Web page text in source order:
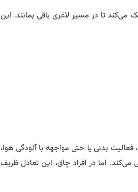
تا در مسیر لاغری باقی بمانند. این
بدنی یا حتی مواجهه با آلودگی هوا،
اما در افراد چاق، این تعادل ظریف